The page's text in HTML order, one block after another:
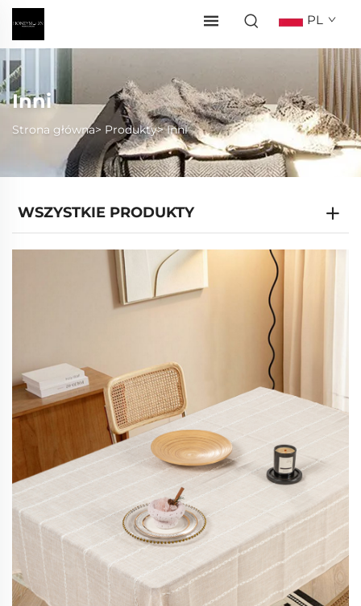
PL
Inni
Strona główna> Produkty>Inni
WSZYSTKIE PRODUKTY